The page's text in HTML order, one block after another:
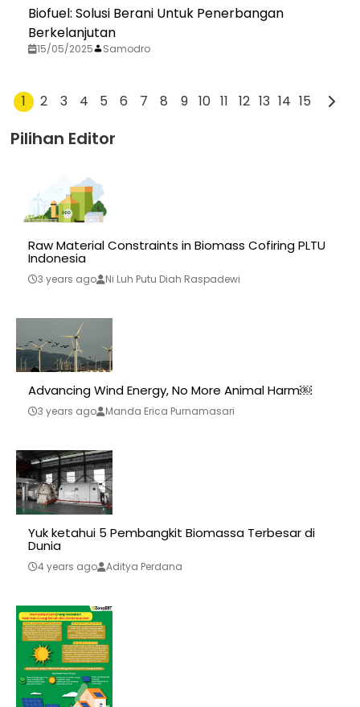
Biofuel: Solusi Berani Untuk Penerbangan
Berkelanjutan
15/05/2025 Samodro
1 2 3 4 5 6 7 8 9 10 11 12 13 14 15
Pilihan Editor
Raw Material Constraints in Biomass Cofiring PLTU
Indonesia
3 years ago Ni Luh Putu Diah Raspadewi
Advancing Wind Energy, No More Animal Harm￼
3 years ago Manda Erica Purnamasari
Yuk ketahui 5 Pembangkit Biomassa Terbesar di
Dunia
4 years ago Aditya Perdana